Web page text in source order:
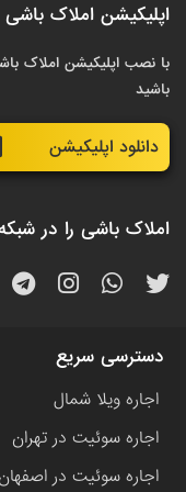
اپلیکیشن املاک باشی
با نصب اپلیکیشن املاک
باشید
دانلود اپلیکیشن
املاک باشی را در
دسترسی سریع
اجاره ویلا شمال
اجاره سوئیت در تهران
اجاره سوئیت در اصفهان